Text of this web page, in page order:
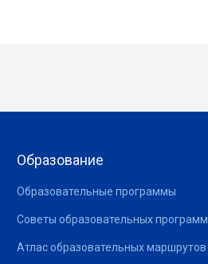
Образование
Образовательные программы
Советы образовательных программ
Атлас образовательных маршрутов